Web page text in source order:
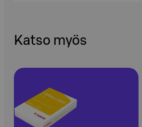
Katso myös